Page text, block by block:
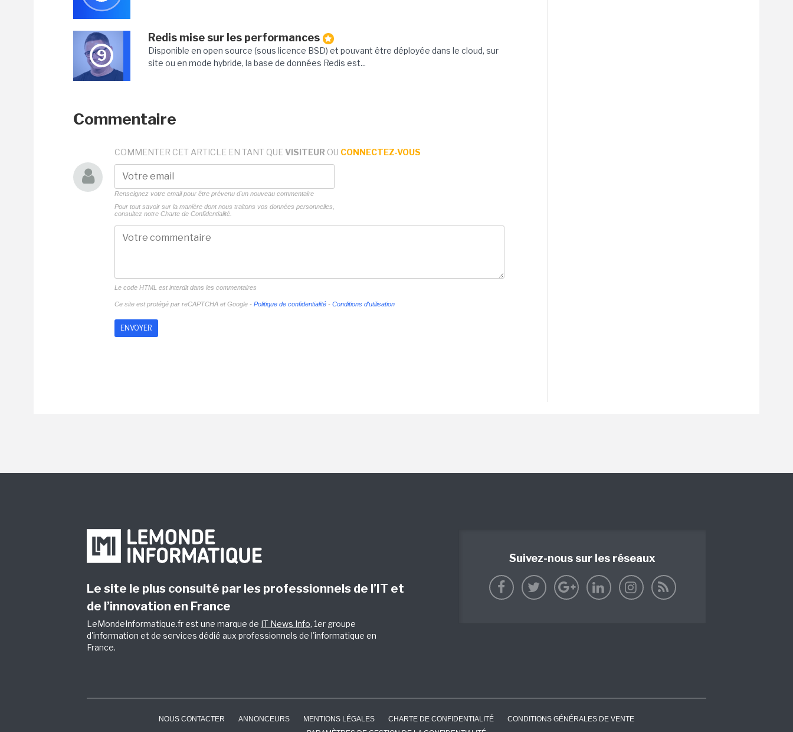
9
Redis mise sur les performances
Disponible en open source (sous licence BSD) et pouvant être déployée dans le cloud, sur
site ou en mode hybride, la base de données Redis est...
Commentaire
COMMENTER CET ARTICLE EN TANT QUE VISITEUR OU CONNECTEZ-VOUS
Renseignez votre email pour être prévenu d'un nouveau commentaire
Pour tout savoir sur la manière dont nous traitons vos données personnelles,
consultez notre Charte de Confidentialité.
Le code HTML est interdit dans les commentaires
Ce site est protégé par reCAPTCHA et Google - Politique de confidentialité - Conditions d'utilisation
Le site le plus consulté par les professionnels de l’IT et
de l’innovation en France
LeMondeInformatique.fr est une marque de IT News Info, 1er groupe
d'information et de services dédié aux professionnels de l'informatique en
France.
Suivez-nous sur les réseaux
NOUS CONTACTER ANNONCEURS MENTIONS LÉGALES CHARTE DE CONFIDENTIALITÉ
CONDITIONS GÉNÉRALES DE VENTE